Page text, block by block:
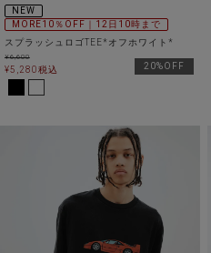
NEW
MORE10％OFF｜12日10時まで
スプラッシュロゴTEE*オフホワイト*
¥6,600
¥5,280税込 20%OFF